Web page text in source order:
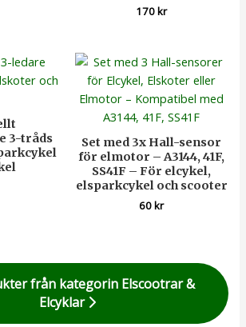
170kr
3-tråds
Set med 3x Hall-sensor
för elmotor – A3144, 41F,
SS41F – För elcykel,
elsparkcykel och scooter
60kr
från kategorin Elscootrar &
Elcyklar